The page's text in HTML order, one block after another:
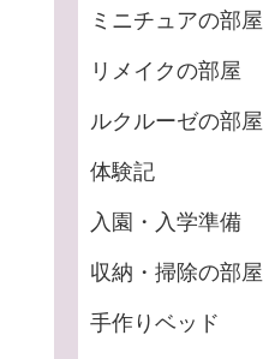
ミニチュアの部屋
リメイクの部屋
ルクルーゼの部屋
体験記
入園・入学準備
収納・掃除の部屋
手作りベッド